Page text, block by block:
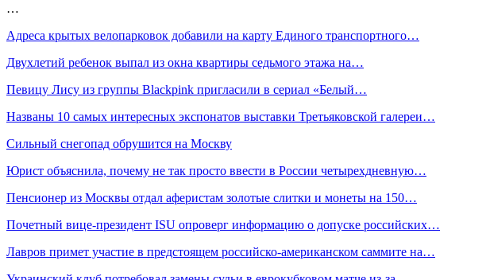
…
Адреса крытых велопарковок добавили на карту Единого транспортного…
Двухлетий ребенок выпал из окна квартиры седьмого этажа на…
Певицу Лису из группы Blackpink пригласили в сериал «Белый…
Названы 10 самых интересных экспонатов выставки Третьяковской галереи…
Сильный снегопад обрушится на Москву
Юрист объяснила, почему не так просто ввести в России четырехдневную…
Пенсионер из Москвы отдал аферистам золотые слитки и монеты на 150…
Почетный вице-президент ISU опроверг информацию о допуске российских…
Лавров примет участие в предстоящем российско-американском саммите на…